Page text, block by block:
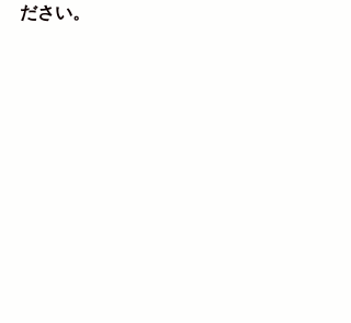
ださい。